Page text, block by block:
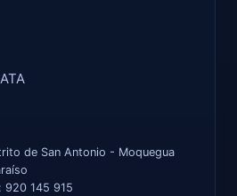
de San Antonio - Moquegua
145 915